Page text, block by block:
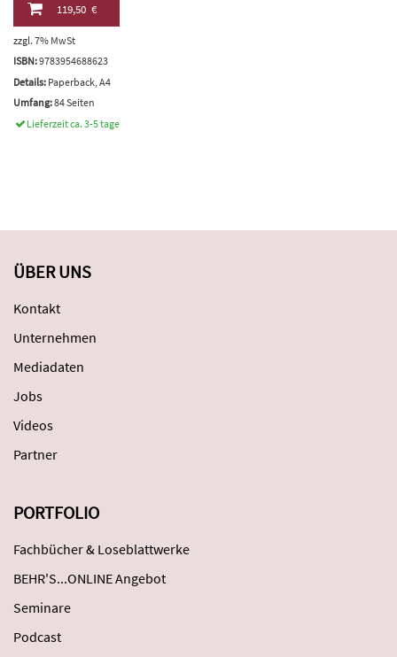
119,50 €
zzgl. 7% MwSt
ISBN:9783954688623
Details: Paperback, A4
Umfang:84 Seiten
Lieferzeit ca. 3-5 tage
ÜBER UNS
Kontakt
Unternehmen
Mediadaten
Jobs
Videos
Partner
PORTFOLIO
Fachbücher & Loseblattwerke
BEHR'S...ONLINE Angebot
Seminare
Podcast